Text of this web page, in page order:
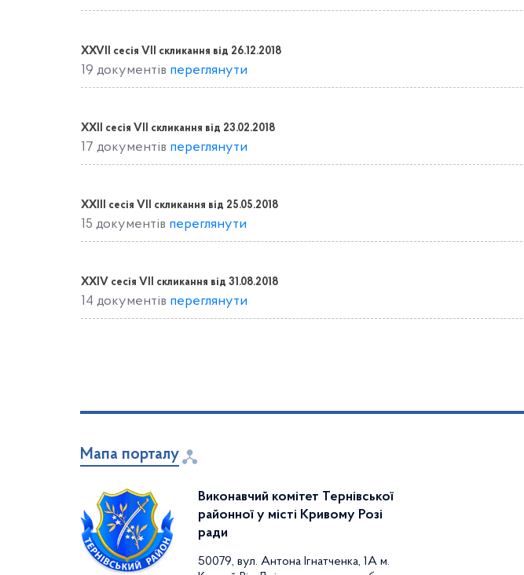
XXVІІ сесія VII скликання від 26.12.2018
19 документів переглянути
XХІІ сесія VІІ скликання від 23.02.2018
17 документів переглянути
XХІІІ сесія VІІ скликання від 25.05.2018
15 документів переглянути
XXIV сесія VII скликання від 31.08.2018
14 документів переглянути
Мапа порталу
Виконавчий комітет Тернівської
районної у місті Кривому Розі
ради
50079, вул. Антона Ігнатченка, 1А м.